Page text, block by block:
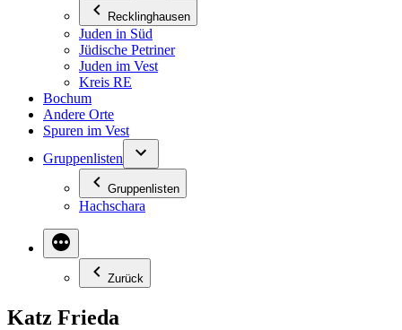
Recklinghausen
Juden in Süd
Jüdische Petriner
Juden im Vest
Kreis RE
Bochum
Andere Orte
Spuren im Vest
Gruppenlisten
Gruppenlisten
Hachschara
Zurück
Katz Frieda